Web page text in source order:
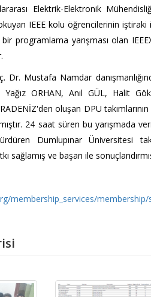
Elektronik Mühendisliği
IEEE kolu öğrencilerinin
programlama yarışması olan
Namdar
Yağız ORHAN, Anıl GÜL, Halit
oluşan DPU
24 saat süren bu yarışmada
Dumlupınar Üniversitesi
sağlamış ve başarı ile
membership_services/